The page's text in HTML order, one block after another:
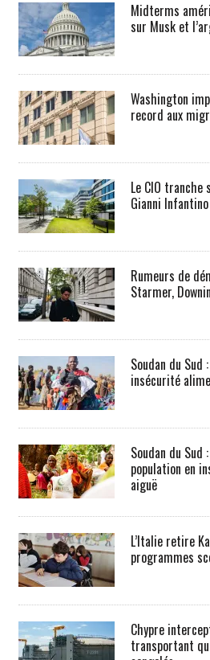
Midterms
sur Musk et
Washington
record aux
Le CIO
Gianni Infantino
Rumeurs de
Starmer,
Soudan du
insécurité
Soudan du
population en
aiguë
L’Italie retire
programmes
Chypre
transportant